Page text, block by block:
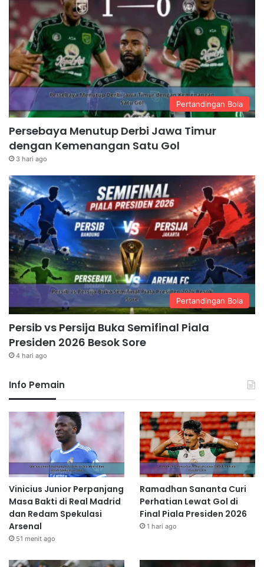
Pertandingan Bola
Persebaya Menutup Derbi Jawa Timur
dengan Kemenangan Satu Gol
3 hari ago
Pertandingan Bola
Persib vs Persija Buka Semifinal Piala
Presiden 2026 Besok Sore
4 hari ago
Info Pemain
Vinicius Junior Perpanjang
Masa Bakti di Real Madrid
dan Redam Spekulasi
Arsenal
51 menit ago
Ramadhan Sananta Curi
Perhatian Lewat Gol di
Final Piala Presiden 2026
1 hari ago